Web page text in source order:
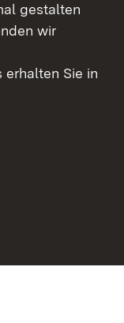
gestalten
wir
erhalten Sie in